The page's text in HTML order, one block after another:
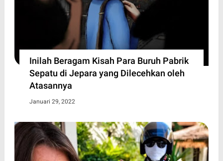
Inilah Beragam Kisah Para Buruh Pabrik
Sepatu di Jepara yang Dilecehkan oleh
Atasannya
Januari 29, 2022